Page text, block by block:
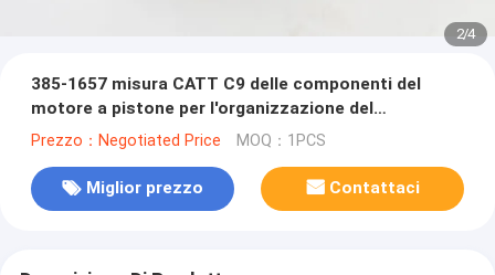
2/4
385-1657 misura CATT C9 delle componenti del
motore a pistone per l'organizzazione del
macchinario
Prezzo：Negotiated Price MOQ：1PCS
Miglior prezzo Contattaci